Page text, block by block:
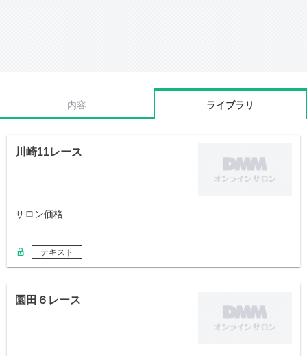
内容 ライブラリ
川崎11レース
サロン価格
テキスト
園田６レース